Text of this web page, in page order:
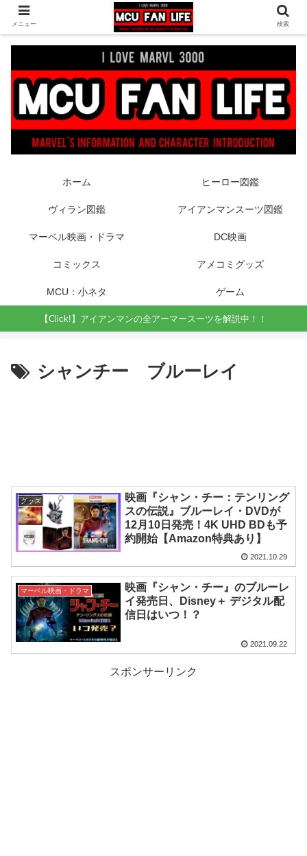
ヒーロー映画やコミック、フィギュアなどマーベル最新情報をお届け！時々
DCもあり！
ホーム ヒーロー図鑑
ヴィラン図鑑 アイアンマンスーツ図鑑
マーベル映画・ドラマ DC映画
コミックス アメコミグッズ
MCU：小ネタ ゲーム
【Click!】アイアンマンの全アーマースーツを解説中！！
シャンチー ブルーレイ
グッズ
映画『シャン・チー：テンリング
スの伝説』ブルーレイ・DVDが
12月10日発売！4K UHD BDも予
約開始【Amazon特典あり】
2021.10.29
マーベル映画・ドラマ
映画『シャン・チー』のブルーレ
イ発売日、Disney＋ デジタル配
信日はいつ！？
2021.09.22
スポンサーリンク
メニュー 検索